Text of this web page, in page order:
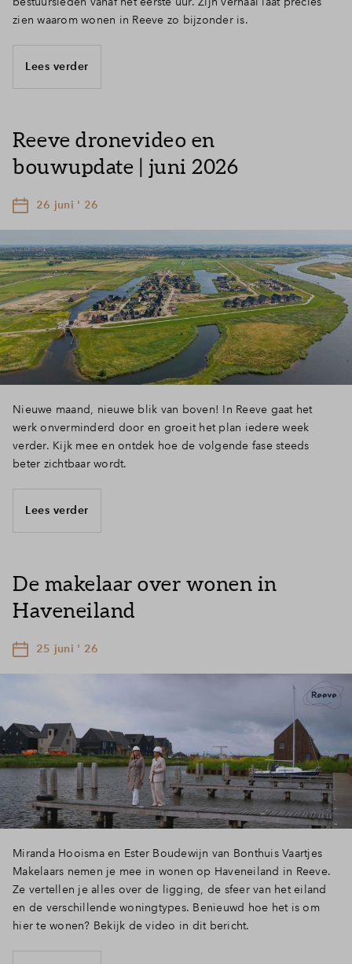
zien waarom wonen in Reeve zo bijzonder is.
Lees verder
Reeve dronevideo en
bouwupdate | juni 2026
26 juni ' 26
Nieuwe maand, nieuwe blik van boven! In Reeve gaat het
werk onverminderd door en groeit het plan iedere week
verder. Kijk mee en ontdek hoe de volgende fase steeds
beter zichtbaar wordt.
Lees verder
De makelaar over wonen in
Haveneiland
25 juni ' 26
Miranda Hooisma en Ester Boudewijn van Bonthuis Vaartjes
Makelaars nemen je mee in wonen op Haveneiland in Reeve.
Ze vertellen je alles over de ligging, de sfeer van het eiland
en de verschillende woningtypes. Benieuwd hoe het is om
hier te wonen? Bekijk de video in dit bericht.